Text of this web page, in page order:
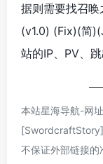
据则需要找召
(v1.0) (Fix)(简
站的IP、PV、跳
本站星海导航-网
不保证外部链接的